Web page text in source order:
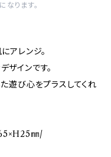
ります。
アレンジ。
インです。
遊び心をプラスしてくれ
㎜/